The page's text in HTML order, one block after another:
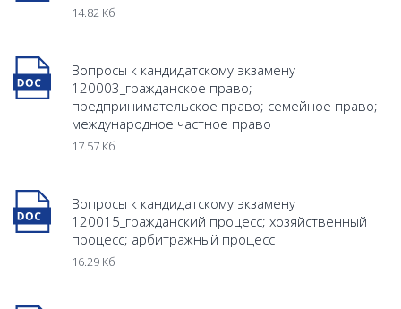
14.82 Кб
Вопросы к кандидатскому экзамену
120003_гражданское право;
предпринимательское право; семейное право;
международное частное право
17.57 Кб
Вопросы к кандидатскому экзамену
120015_гражданский процесс; хозяйственный
процесс; арбитражный процесс
16.29 Кб